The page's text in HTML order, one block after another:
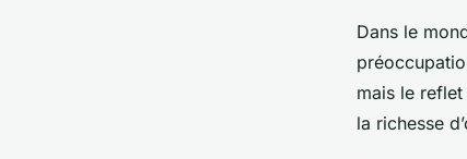
Dans le
mais le
la richesse